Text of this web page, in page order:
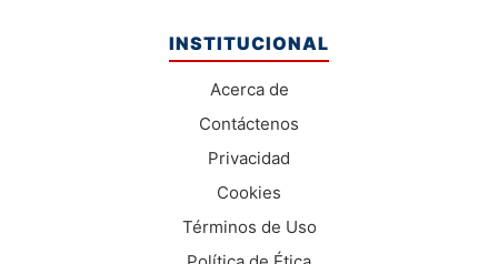
INSTITUCIONAL
Acerca de
Contáctenos
Privacidad
Cookies
Términos de Uso